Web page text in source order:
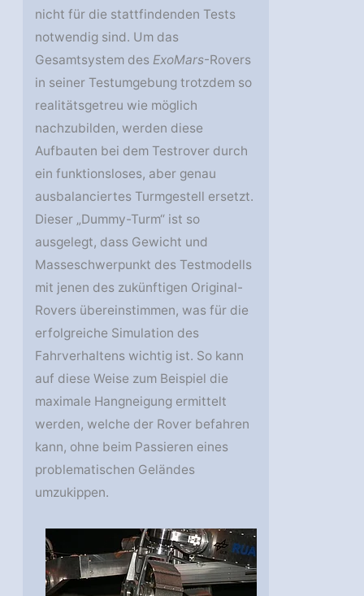
nicht für die stattfindenden Tests
notwendig sind. Um das
Gesamtsystem des ExoMars-Rovers
in seiner Testumgebung trotzdem so
realitätsgetreu wie möglich
nachzubilden, werden diese
Aufbauten bei dem Testrover durch
ein funktionsloses, aber genau
ausbalanciertes Turmgestell ersetzt.
Dieser „Dummy-Turm“ ist so
ausgelegt, dass Gewicht und
Masseschwerpunkt des Testmodells
mit jenen des zukünftigen Original-
Rovers übereinstimmen, was für die
erfolgreiche Simulation des
Fahrverhaltens wichtig ist. So kann
auf diese Weise zum Beispiel die
maximale Hangneigung ermittelt
werden, welche der Rover befahren
kann, ohne beim Passieren eines
problematischen Geländes
umzukippen.